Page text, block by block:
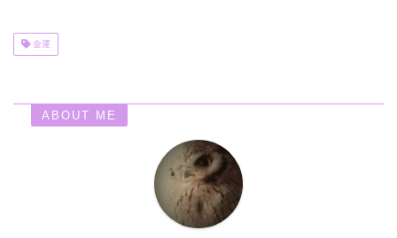
金運
ABOUT ME